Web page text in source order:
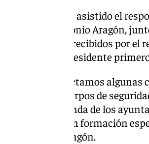
estos cursos ha asistido el
Antonio Aragón,
que han sido recibidos por el
y vicepresidente
mandato detectamos
de cuerpos de
a la demanda de los
con formación
Antonio Aragón.